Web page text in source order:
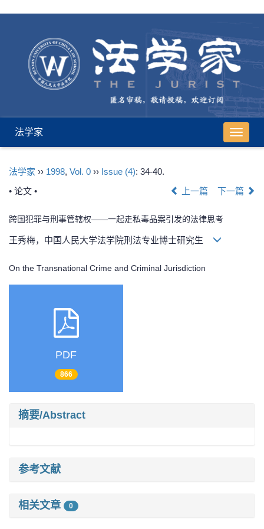
导
航
法学家
法学家 ›› 1998, Vol. 0 ›› Issue (4): 34-40.
• 论文 •
上一篇 下一篇
跨国犯罪与刑事管辖权——一起走私毒品案引发的法律思考
王秀梅，中国人民大学法学院刑法专业博士研究生
On the Transnational Crime and Criminal Jurisdiction
PDF
866
摘要/Abstract
参考文献
相关文章 0